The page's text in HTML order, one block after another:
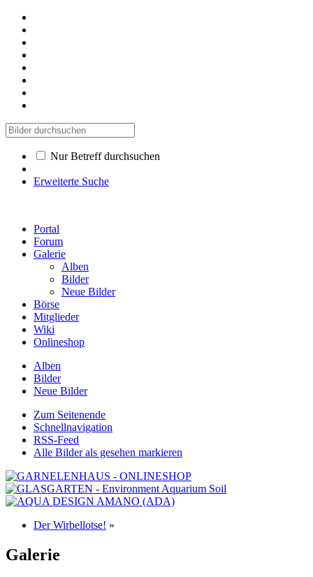
Nur Betreff durchsuchen
Erweiterte Suche
Portal
Forum
Galerie
Alben
Bilder
Neue Bilder
Börse
Mitglieder
Wiki
Onlineshop
Alben
Bilder
Neue Bilder
Zum Seitenende
Schnellnavigation
RSS-Feed
Alle Bilder als gesehen markieren
Der Wirbellotse! »
Galerie